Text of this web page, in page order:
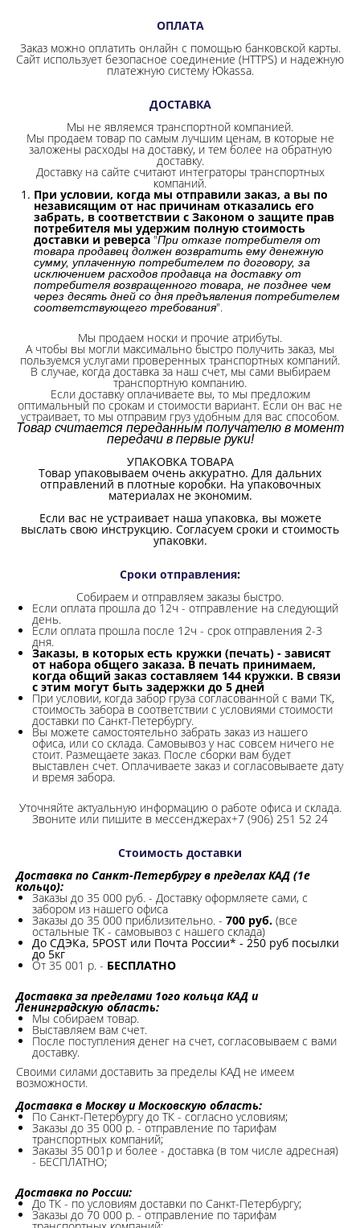
ОПЛАТА
Заказ можно оплатить онлайн с помощью банковской карты.
Сайт использует безопасное соединение (HTTPS) и надежную
платежную систему Юkassa.
ДОСТАВКА
Мы не являемся транспортной компанией.
Мы продаем товар по самым лучшим ценам, в которые не
заложены расходы на доставку, и тем более на обратную
доставку.
Доставку на сайте считают интеграторы транспортных
компаний.
При условии, когда мы отправили заказ, а вы по
независящим от нас причинам отказались его
забрать, в соответствии с Законом о защите прав
потребителя мы удержим полную стоимость
доставки и реверса "При отказе потребителя от
товара продавец должен возвратить ему денежную
сумму, уплаченную потребителем по договору, за
исключением расходов продавца на доставку от
потребителя возвращенного товара, не позднее чем
через десять дней со дня предъявления потребителем
соответствующего требования".
Мы продаем носки и прочие атрибуты.
А чтобы вы могли максимально быстро получить заказ, мы
пользуемся услугами проверенных транспортных компаний.
В случае, когда доставка за наш счет, мы сами выбираем
транспортную компанию.
Если доставку оплачиваете вы, то мы предложим
оптимальный по срокам и стоимости вариант. Если он вас не
устраивает, то мы отправим груз удобным для вас способом.
Товар считается переданным получателю в момент
передачи в первые руки!
УПАКОВКА ТОВАРА
Товар упаковываем очень аккуратно. Для дальних
отправлений в плотные коробки. На упаковочных
материалах не экономим.
Если вас не устраивает наша упаковка, вы можете
выслать свою инструкцию. Согласуем сроки и стоимость
упаковки.
Сроки отправления:
Собираем и отправляем заказы быстро.
Если оплата прошла до 12ч - отправление на следующий
день.
Если оплата прошла после 12ч - срок отправления 2-3
дня.
Заказы, в которых есть кружки (печать) - зависят
от набора общего заказа. В печать принимаем,
когда общий заказ составляем 144 кружки. В связи
с этим могут быть задержки до 5 дней
При условии, когда забор груза согласованной с вами ТК,
стоимость забора в соответствии с условиями стоимости
доставки по Санкт-Петербургу.
Вы можете самостоятельно забрать заказ из нашего
офиса, или со склада. Самовывоз у нас совсем ничего не
стоит. Размещаете заказ. После сборки вам будет
выставлен счет. Оплачиваете заказ и согласовываете дату
и время забора.
Уточняйте актуальную информацию о работе офиса и склада.
Звоните или пишите в мессенджерах+7 (906) 251 52 24
Стоимость доставки
Доставка по Санкт-Петербургу в пределах КАД (1е
кольцо):
Заказы до 35 000 руб. - Доставку оформляете сами, с
забором из нашего офиса
Заказы до 35 000 приблизительно. - 700 руб. (все
остальные ТК - самовывоз с нашего склада)
До СДЭКа, 5POST или Почта России* - 250 руб посылки
до 5кг
От 35 001 р. - БЕСПЛАТНО
Доставка за пределами 1ого кольца КАД и
Ленинградскую область:
Мы собираем товар.
Выставляем вам счет.
После поступления денег на счет, согласовываем с вами
доставку.
Своими силами доставить за пределы КАД не имеем
возможности.​
Доставка в Москву и Московскую область:
По Санкт-Петербургу до ТК - согласно условиям;
Заказы до 35 000 р. - отправление по тарифам
транспортных компаний;
Заказы 35 001р и более - доставка (в том числе адресная)
- БЕСПЛАТНО;
Доставка по России:
До ТК - по условиям доставки по Санкт-Петербургу;
Заказы до 70 000 р. - отправление по тарифам